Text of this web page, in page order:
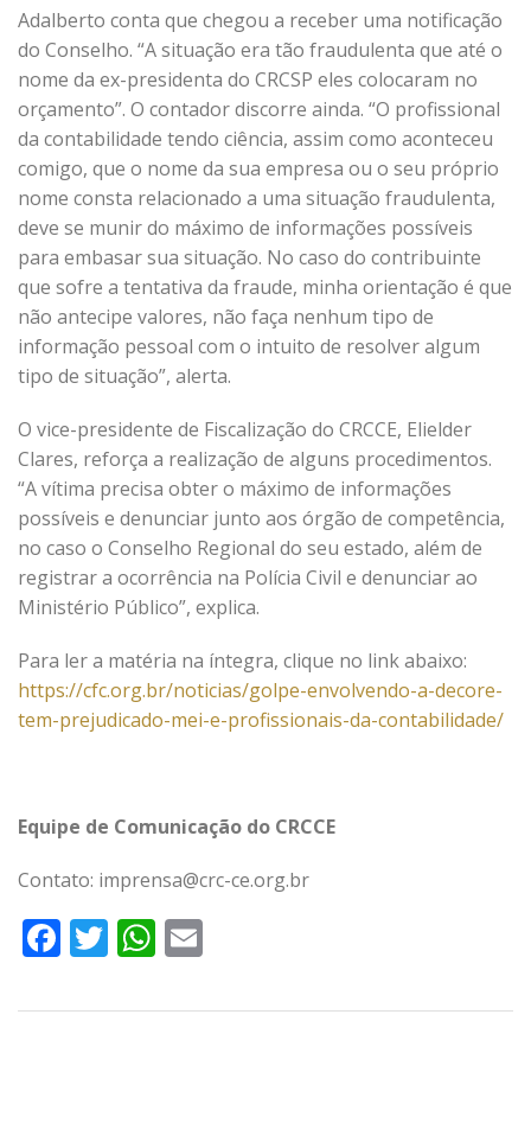
Adalberto conta que chegou a receber uma notificação
do Conselho. “A situação era tão fraudulenta que até o
nome da ex-presidenta do CRCSP eles colocaram no
orçamento”. O contador discorre ainda. “O profissional
da contabilidade tendo ciência, assim como aconteceu
comigo, que o nome da sua empresa ou o seu próprio
nome consta relacionado a uma situação fraudulenta,
deve se munir do máximo de informações possíveis
para embasar sua situação. No caso do contribuinte
que sofre a tentativa da fraude, minha orientação é que
não antecipe valores, não faça nenhum tipo de
informação pessoal com o intuito de resolver algum
tipo de situação”, alerta.
O vice-presidente de Fiscalização do CRCCE, Elielder
Clares, reforça a realização de alguns procedimentos.
“A vítima precisa obter o máximo de informações
possíveis e denunciar junto aos órgão de competência,
no caso o Conselho Regional do seu estado, além de
registrar a ocorrência na Polícia Civil e denunciar ao
Ministério Público”, explica.
Para ler a matéria na íntegra, clique no link abaixo:
https://cfc.org.br/noticias/golpe-envolvendo-a-decore-
tem-prejudicado-mei-e-profissionais-da-contabilidade/
Equipe de Comunicação do CRCCE
Contato: imprensa@crc-ce.org.br
Facebook
TwitterWhatsApp